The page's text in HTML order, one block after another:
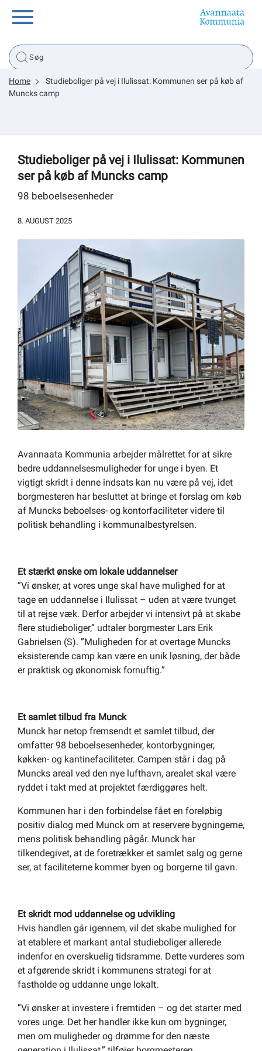
Borger
Erhverv
Tsunami
sullissivik.gl
Om kommunen
Home
Studieboliger på vej i Ilulissat: Kommunen ser på køb af
Muncks camp
Studieboliger på vej i Ilulissat: Kommunen
ser på køb af Muncks camp
98 beboelsesenheder
8. AUGUST 2025
Avannaata Kommunia arbejder målrettet for at sikre
bedre uddannelsesmuligheder for unge i byen. Et
vigtigt skridt i denne indsats kan nu være på vej, idet
borgmesteren har besluttet at bringe et forslag om køb
af Muncks beboelses- og kontorfaciliteter videre til
politisk behandling i kommunalbestyrelsen.
Et stærkt ønske om lokale uddannelser
”Vi ønsker, at vores unge skal have mulighed for at
tage en uddannelse i Ilulissat – uden at være tvunget
til at rejse væk. Derfor arbejder vi intensivt på at skabe
flere studieboliger,” udtaler borgmester Lars Erik
Gabrielsen (S). ”Muligheden for at overtage Muncks
eksisterende camp kan være en unik løsning, der både
er praktisk og økonomisk fornuftig.”
Et samlet tilbud fra Munck
Munck har netop fremsendt et samlet tilbud, der
omfatter 98 beboelsesenheder, kontorbygninger,
køkken- og kantinefaciliteter. Campen står i dag på
Muncks areal ved den nye lufthavn, arealet skal være
ryddet i takt med at projektet færdiggøres helt.
Kommunen har i den forbindelse fået en foreløbig
positiv dialog med Munck om at reservere bygningerne,
mens politisk behandling pågår. Munck har
tilkendegivet, at de foretrækker et samlet salg og gerne
ser, at faciliteterne kommer byen og borgerne til gavn.
Et skridt mod uddannelse og udvikling
Hvis handlen går igennem, vil det skabe mulighed for
at etablere et markant antal studieboliger allerede
indenfor en overskuelig tidsramme. Dette vurderes som
et afgørende skridt i kommunens strategi for at
fastholde og uddanne unge lokalt.
”Vi ønsker at investere i fremtiden – og det starter med
vores unge. Det her handler ikke kun om bygninger,
men om muligheder og drømme for den næste